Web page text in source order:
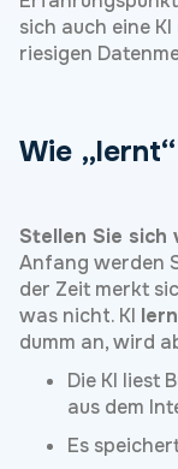
sich auch eine
riesigen
Wie
Stellen Sie sich
Anfang werden
der Zeit merkt
was nicht. KI
dumm an, wird
Die KI liest
aus dem
Es